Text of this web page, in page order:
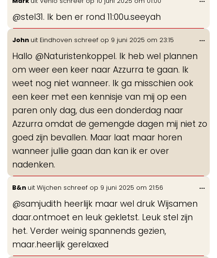
@stel31. Ik ben er rond 11:00u.seeyah
John uit Eindhoven schreef op 9 juni 2025 om 23:15
Hallo @Naturistenkoppel. Ik heb wel plannen
om weer een keer naar Azzurra te gaan. Ik
weet nog niet wanneer. Ik ga misschien ook
een keer met een kennisje van mij op een
paren only dag, dus een donderdag naar
Azzurra omdat de gemengde dagen mij niet zo
goed zijn bevallen. Maar laat maar horen
wanneer jullie gaan dan kan ik er over
nadenken.
...
B&n uit Wijchen schreef op 9 juni 2025 om 21:56
@samjudith heerlijk maar wel druk Wijsamen
daar.ontmoet en leuk gekletst. Leuk stel zijn
het. Verder weinig spannends gezien,
maar.heerlijk gerelaxed
...